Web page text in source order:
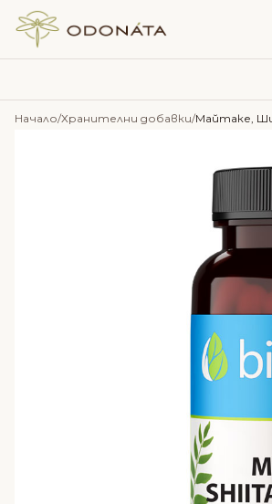
Skip to content
Начало/Хранителни добавки/